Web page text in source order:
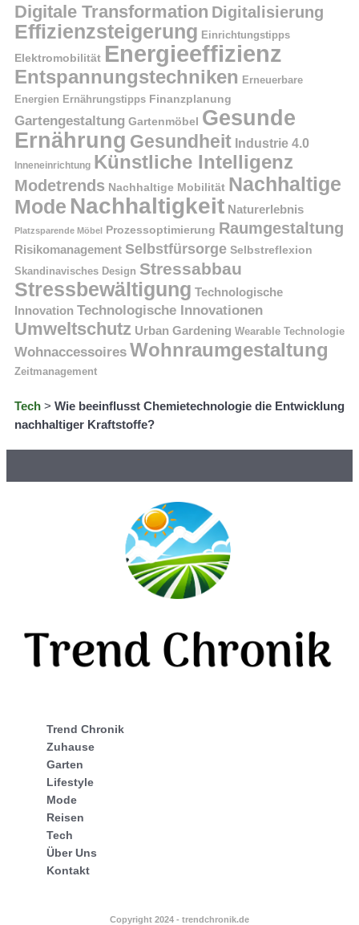
Digitale Transformation Digitalisierung
Effizienzsteigerung Einrichtungstipps
Elektromobilität Energieeffizienz
Entspannungstechniken Erneuerbare
Energien Ernährungstipps Finanzplanung
Gartengestaltung Gartenmöbel Gesunde
Ernährung Gesundheit Industrie 4.0
Inneneinrichtung Künstliche Intelligenz
Modetrends Nachhaltige Mobilität Nachhaltige
Mode Nachhaltigkeit Naturerlebnis
Platzsparende Möbel Prozessoptimierung Raumgestaltung
Risikomanagement Selbstfürsorge Selbstreflexion
Skandinavisches Design Stressabbau
Stressbewältigung Technologische
Innovation Technologische Innovationen
Umweltschutz Urban Gardening Wearable Technologie
Wohnaccessoires Wohnraumgestaltung
Zeitmanagement
Tech > Wie beeinflusst Chemietechnologie die Entwicklung
nachhaltiger Kraftstoffe?
Trend Chronik
Zuhause
Garten
Lifestyle
Mode
Reisen
Tech
Über Uns
Kontakt
Copyright 2024 - trendchronik.de